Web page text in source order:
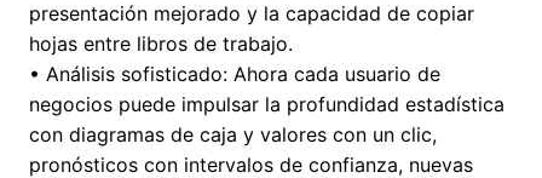
presentación mejorado y la capacidad de copiar
hojas entre libros de trabajo.
• Análisis sofisticado: Ahora cada usuario de
negocios puede impulsar la profundidad estadística
con diagramas de caja y valores con un clic,
pronósticos con intervalos de confianza, nuevas